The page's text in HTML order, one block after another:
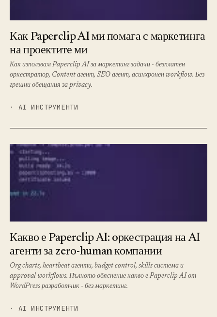
Как Paperclip AI ми помага с маркетинга
на проектите ми
Как използвам Paperclip AI за маркетинг задачи - безплатен
оркестратор, Content агент, SEO агент, асинхронен workflow. Без
грешни обещания за privacy.
· AI ИНСТРУМЕНТИ
Какво е Paperclip AI: oркестрация на AI
агенти за zero-human компании
Org charts, heartbeat агенти, budget control, skills система и
approval workflows. Пълното обяснение какво е Paperclip AI от
WordPress разработчик - без маркетинг.
· AI ИНСТРУМЕНТИ